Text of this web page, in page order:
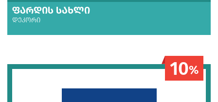
ᲤᲐᲠᲓᲘᲡ ᲡᲐᲮᲚᲘ
ᲓᲔᲙᲝᲠᲘ
10%